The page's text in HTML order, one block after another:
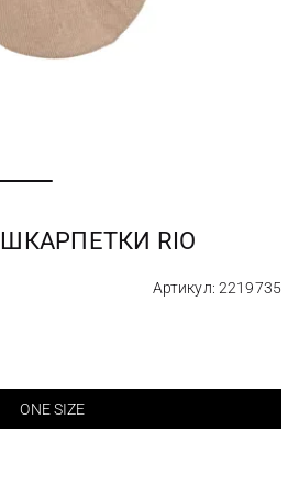
ШКАРПЕТКИ RIO
Артикул: 2219735
ONE SIZE